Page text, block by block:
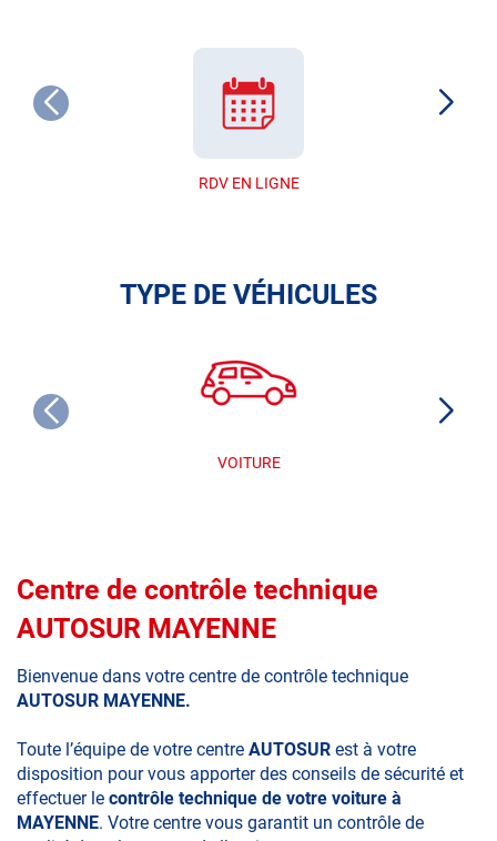
RDV EN LIGNE
TYPE DE VÉHICULES
VOITURE
Centre de contrôle technique
AUTOSUR MAYENNE
Bienvenue dans votre centre de contrôle technique
AUTOSUR MAYENNE.
Toute l’équipe de votre centre AUTOSUR est à votre
disposition pour vous apporter des conseils de sécurité et
effectuer le contrôle technique de votre voiture à
MAYENNE. Votre centre vous garantit un contrôle de